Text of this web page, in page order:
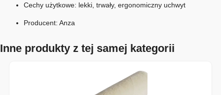
Cechy użytkowe: lekki, trwały, ergonomiczny uchwyt
Producent: Anza
Inne produkty z tej samej kategorii